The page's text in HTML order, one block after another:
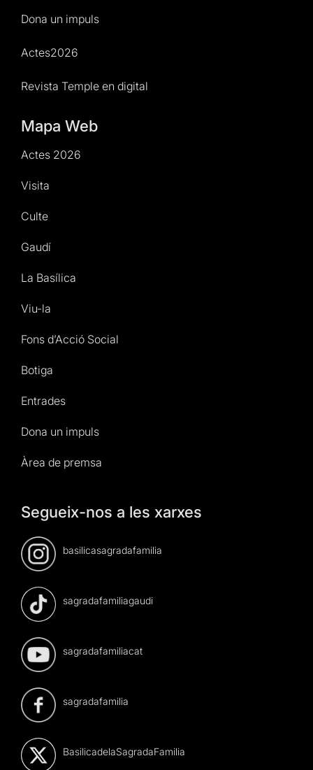
Dona un impuls
Actes2026
Revista Temple en digital
Mapa Web
Actes 2026
Visita
Culte
Gaudí
La Basílica
Viu-la
Fons d’Acció Social
Botiga
Entrades
Dona un impuls
Àrea de premsa
Segueix-nos a les xarxes
basilicasagradafamilia
sagradafamiliagaudi
sagradafamiliacat
sagradafamilia
BasilicadelaSagradaFamilia